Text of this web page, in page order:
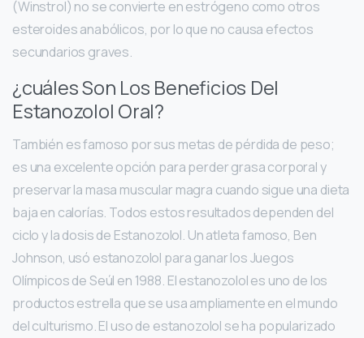
(Winstrol) no se convierte en estrógeno como otros
esteroides anabólicos, por lo que no causa efectos
secundarios graves.
¿cuáles Son Los Beneficios Del
Estanozolol Oral?
También es famoso por sus metas de pérdida de peso;
es una excelente opción para perder grasa corporal y
preservar la masa muscular magra cuando sigue una dieta
baja en calorías. Todos estos resultados dependen del
ciclo y la dosis de Estanozolol. Un atleta famoso, Ben
Johnson, usó estanozolol para ganar los Juegos
Olímpicos de Seúl en 1988. El estanozolol es uno de los
productos estrella que se usa ampliamente en el mundo
del culturismo. El uso de estanozolol se ha popularizado